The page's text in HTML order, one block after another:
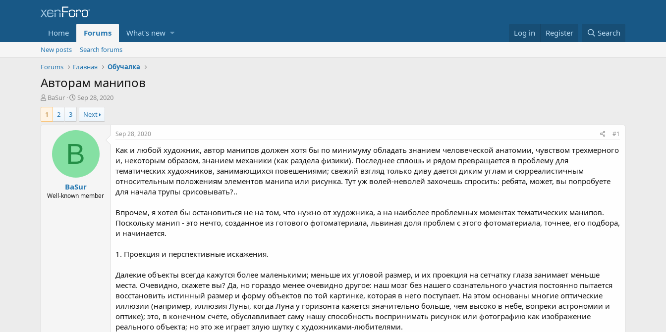
Home Forums What's new Log in Register Search
New posts
Search forums
Forums
Главная Обучалка
Авторам манипов
T
h
r
e
e
BaSur
S
r
t
a
t
Sep 28, 2020
1
2 3 Next
B
BaSur
Well-known member
Sep 28, 2020 #1
Как и любой художник, автор манипов должен хотя бы по минимуму обладать знанием человеческой анатомии, чувством трехмерного
и, некоторым образом, знанием механики (как раздела физики). Последнее сплошь и рядом превращается в проблему для
тематических художников, занимающихся повешениями; свежий взгляд только диву дается диким углам и сюрреалистичным
относительным положениям элементов манипа или рисунка. Тут уж волей-неволей захочешь спросить: ребята, может, вы попробуете
для начала трупы срисовывать?..
Впрочем, я хотел бы остановиться не на том, что нужно от художника, а на наиболее проблемных моментах тематических манипов.
Поскольку манип - это нечто, созданное из готового фотоматериала, львиная доля проблем с этого фотоматериала, точнее, его подбора,
и начинается.
1. Проекция и перспективные искажения.
Далекие объекты всегда кажутся более маленькими; меньше их угловой размер, и их проекция на сетчатку глаза занимает меньше
места. Очевидно, скажете вы? Да, но гораздо менее очевидно другое: наш мозг без нашего сознательного участия постоянно пытается
восстановить истинный размер и форму объектов по той картинке, которая в него поступает. На этом основаны многие оптические
иллюзии (например, иллюзия Луны, когда Луна у горизонта кажется значительно больше, чем высоко в небе, вопреки астрономии и
оптике); это, в конечном счёте, обуславливает саму нашу способность воспринимать рисунок или фотографию как изображение
реального объекта; но это же играет злую шутку с художниками-любителями.